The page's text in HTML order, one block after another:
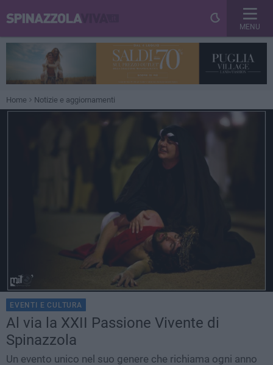
MENU
Home Notizie e aggiornamenti
EVENTI E CULTURA
Al via la XXII Passione Vivente di
Spinazzola
Un evento unico nel suo genere che richiama ogni anno